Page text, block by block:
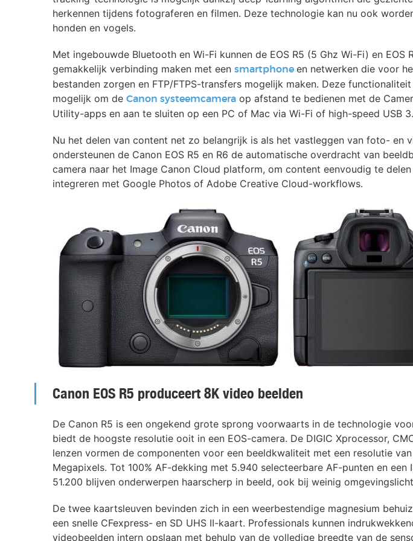
herkennen tijdens fotograferen en filmen. Deze technologie kan nu ook
honden en vogels.
Met ingebouwde Bluetooth en Wi-Fi kunnen de EOS R5 (5 Ghz Wi-Fi) en EOS
gemakkelijk verbinding maken met een smartphone en netwerken die voor
bestanden zorgen en FTP/FTPS-transfers mogelijk maken. Deze
mogelijk om de Canon systeemcamera op afstand te bedienen met de
Utility-apps en aan te sluiten op een PC of Mac via Wi-Fi of high-speed USB
Nu het delen van content net zo belangrijk is als het vastleggen van foto- en
ondersteunen de Canon EOS R5 en R6 de automatische overdracht van
camera naar het Image Canon Cloud platform, om content eenvoudig te
integreren met Google Photos of Adobe Creative Cloud-workflows.
Canon EOS R5 produceert 8K video beelden
De Canon R5 is een ongekend grote sprong voorwaarts in de technologie
biedt de hoogste resolutie ooit in een EOS-camera. De DIGIC Xprocessor,
lenzen vormen de componenten voor een beeldkwaliteit met een resolutie
Megapixels. Tot 100% AF-dekking met 5.940 selecteerbare AF-punten en een
51.200 blijven onderwerpen haarscherp in beeld, ook bij weinig
De twee kaartsleuven bevinden zich in een weerbestendige magnesium
een snelle CFexpress- en SD UHS II-kaart. Professionals kunnen
videobeelden intern opslaan met behulp van de volledige breedte van de